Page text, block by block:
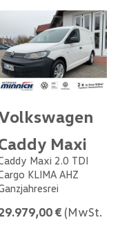
Maxi
Maxi 2.0 TDI
KLIMA AHZ
€ (MwSt.